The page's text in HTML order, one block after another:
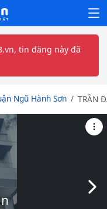
tin đăng này đã
Ngũ Hành Sơn
TRẦN
XE -
ĐANG
TIỀN 13